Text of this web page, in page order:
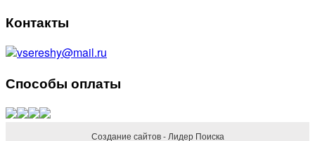
Контакты
vsereshy@mail.ru
Способы оплаты
Создание сайтов - Лидер Поиска